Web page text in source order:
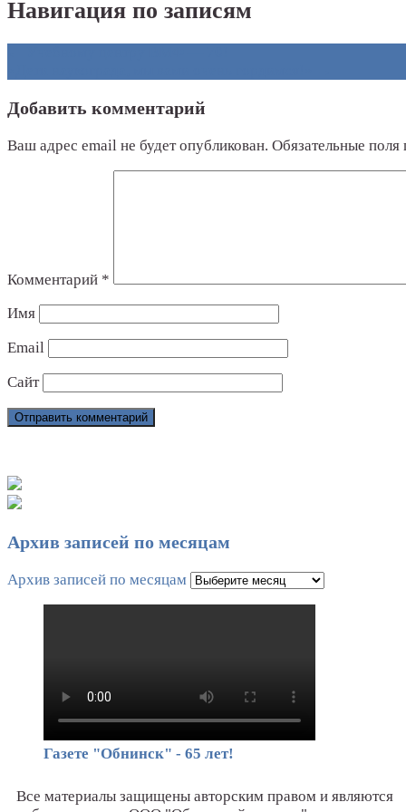
Навигация по записям
Добавить комментарий
Ваш адрес email не будет опубликован. Обязательные
Комментарий *
Имя
Email
Сайт
Архив записей по месяцам
Архив записей по месяцам
Газете "Обнинск" - 65 лет!
Все материалы защищены авторским правом и являются